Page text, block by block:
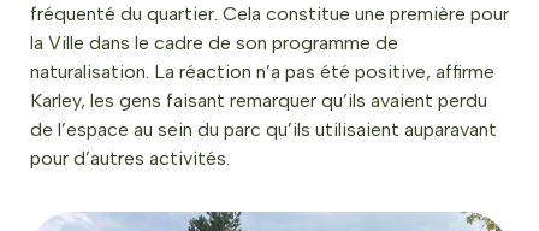
fréquenté du quartier. Cela constitue une première pour
la Ville dans le cadre de son programme de
naturalisation. La réaction n’a pas été positive, affirme
Karley, les gens faisant remarquer qu’ils avaient perdu
de l’espace au sein du parc qu’ils utilisaient auparavant
pour d’autres activités.